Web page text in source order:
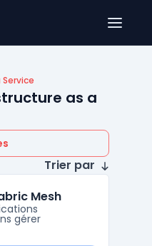
as a
Trier par
Mesh
gérer